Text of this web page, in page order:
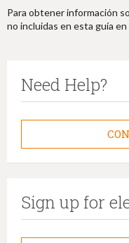
Para obtener información
no incluidas en esta guía en
Need Help?
Sign up for